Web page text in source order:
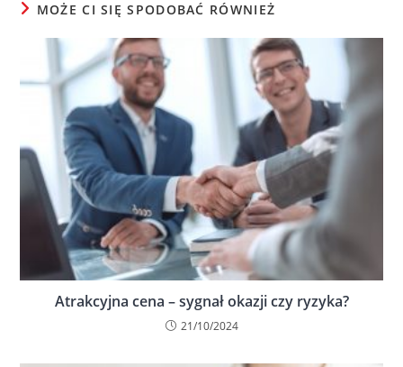
MOŻE CI SIĘ SPODOBAĆ RÓWNIEŻ
Atrakcyjna cena – sygnał okazji czy ryzyka?
21/10/2024